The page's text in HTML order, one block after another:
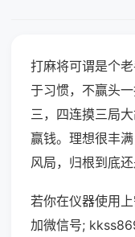
打麻将可谓是个
于习惯，不赢头
三，四连摸三局
赢钱。理想很丰
风局，归根到底还
若你在仪器使用
加微信号;